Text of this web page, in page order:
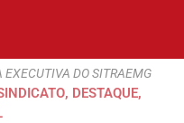
DO SITRAEMG
, DESTAQUE,